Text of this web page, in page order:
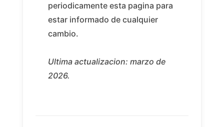
periodicamente esta pagina para
estar informado de cualquier
cambio.
Ultima actualizacion: marzo de
2026.